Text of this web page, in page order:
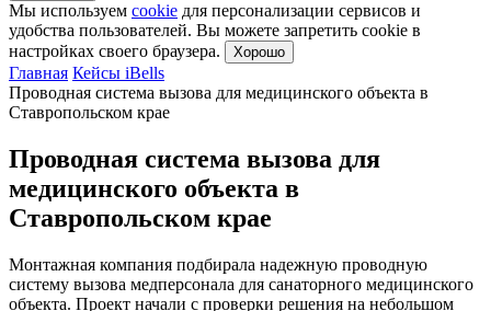
Мы используем cookie для персонализации сервисов и
удобства пользователей. Вы можете запретить cookie в
настройках своего браузера.
Хорошо
Главная Кейсы iBells
Проводная система вызова для медицинского объекта в
Ставропольском крае
Проводная система вызова для
медицинского объекта в
Ставропольском крае
Монтажная компания подбирала надежную проводную
систему вызова медперсонала для санаторного медицинского
объекта. Проект начали с проверки решения на небольшом